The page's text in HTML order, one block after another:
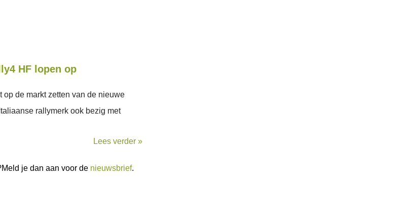
HF lopen op
op de markt zetten van de nieuwe
rallymerk ook bezig met
Lees verder »
je dan aan voor de nieuwsbrief.